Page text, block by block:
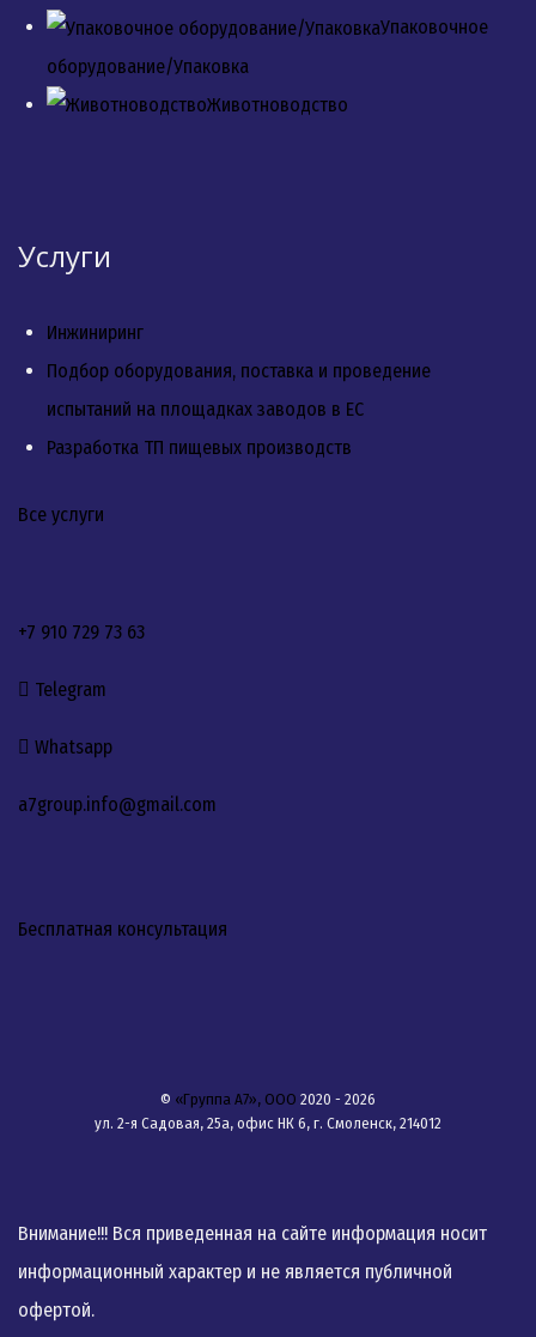
Упаковочное
оборудование/Упаковка
Животноводство
Услуги
Инжиниринг
Подбор оборудования, поставка и проведение
испытаний на площадках заводов в ЕС
Разработка ТП пищевых производств
Все услуги
+7 910 729 73 63
Telegram
Whatsapp
a7group.info@gmail.com
Бесплатная консультация
© «Группа А7», ООО 2020 - 2026
ул. 2-я Садовая, 25а, офис НК 6, г. Смоленск, 214012
Внимание!!! Вся приведенная на сайте информация носит
информационный характер и не является публичной
офертой.